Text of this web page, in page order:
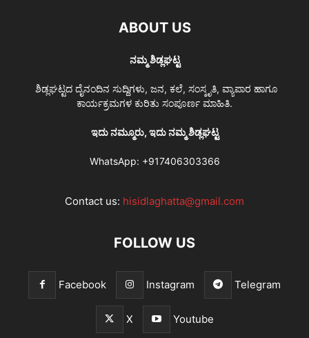
ABOUT US
ನಮ್ಮ ಶಿಡ್ಲಘಟ್ಟ
ಶಿಡ್ಲಘಟ್ಟದ ದೈನಂದಿನ ಸುದ್ದಿಗಳು, ಜನ, ಕಲೆ, ಸಂಸ್ಕೃತಿ, ವ್ಯಾಪಾರ ಹಾಗೂ
ಕಾರ್ಯಕ್ರಮಗಳ ಕುರಿತು ಸಂಪೂರ್ಣ ಮಾಹಿತಿ.
ಇದು ನಮ್ಮೂರು, ಇದು ನಮ್ಮ ಶಿಡ್ಲಘಟ್ಟ
WhatsApp: +917406303366
Contact us: hisidlaghatta@gmail.com
FOLLOW US
Facebook Instagram Telegram
X Youtube